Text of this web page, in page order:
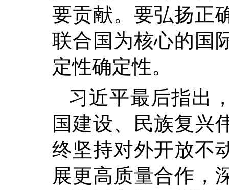
要贡献。要弘扬正
联合国为核心的国
定性确定性。
习近平最后指出
国建设、民族复兴
终坚持对外开放不
展更高质量合作，